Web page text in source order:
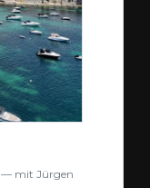
— mit Jürgen